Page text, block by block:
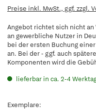
Preise inkl. MwSt., ggf. zzgl.
Angebot richtet sich nicht
an gewerbliche Nutzer in
bei der ersten Buchung
an. Bei der - ggf. auch
Komponenten wird die
lieferbar in ca. 2-4
Exemplare: